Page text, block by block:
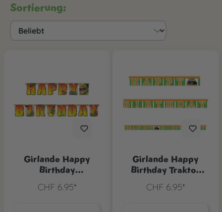
Sortierung:
Girlande Happy
Birthday
Stk.
CHF 6.95*
Girlande Happy
Birthday Traktor
CHF 6.95*